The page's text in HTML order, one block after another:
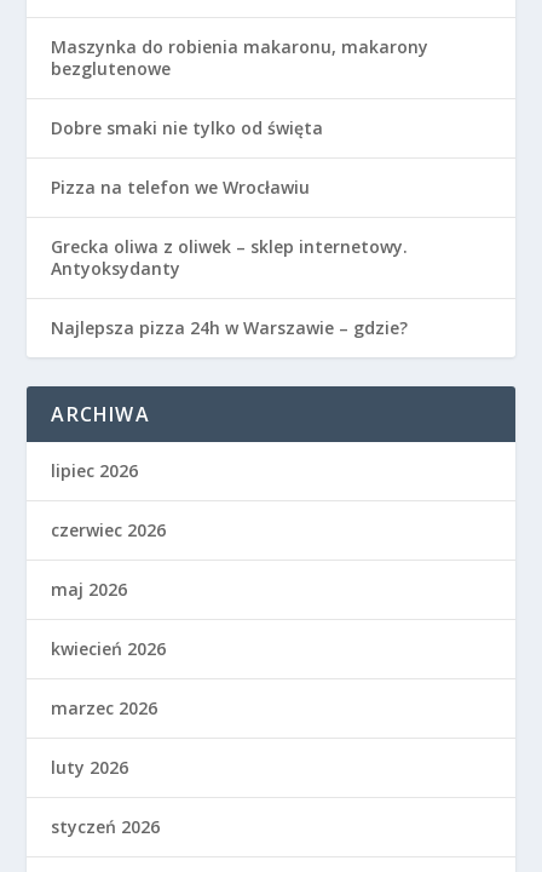
Maszynka do robienia makaronu, makarony
bezglutenowe
Dobre smaki nie tylko od święta
Pizza na telefon we Wrocławiu
Grecka oliwa z oliwek – sklep internetowy.
Antyoksydanty
Najlepsza pizza 24h w Warszawie – gdzie?
ARCHIWA
lipiec 2026
czerwiec 2026
maj 2026
kwiecień 2026
marzec 2026
luty 2026
styczeń 2026